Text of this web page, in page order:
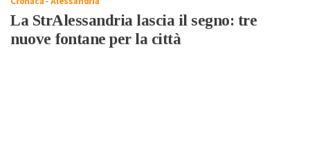
La StrAlessandria lascia il segno: tre
nuove fontane per la città